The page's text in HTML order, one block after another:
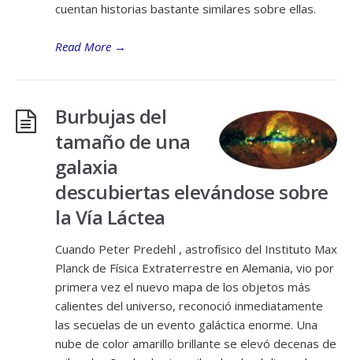
cuentan historias bastante similares sobre ellas.
Read More →
Burbujas del
tamaño de una
galaxia
descubiertas elevándose sobre
la Vía Láctea
Cuando Peter Predehl , astrofísico del Instituto Max
Planck de Física Extraterrestre en Alemania, vio por
primera vez el nuevo mapa de los objetos más
calientes del universo, reconoció inmediatamente
las secuelas de un evento galáctica enorme. Una
nube de color amarillo brillante se elevó decenas de